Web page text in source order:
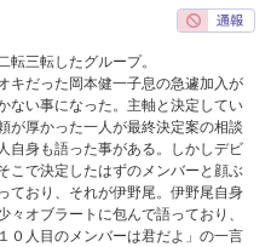
転三転したグループ。
キだった岡本健一子息の急遽加入が
ない事になった。主軸と決定してい
が厚かった一人が最終決定案の相談
自身も語った事がある。しかしデビ
こで決定したはずのメンバーと顔ぶ
ており、それが伊野尾。伊野尾自身
々オブラートに包んで語っており、
０人目のメンバーは君だよ」の一言